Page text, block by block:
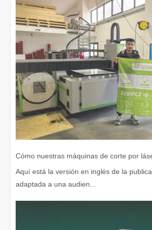
Aquí está la versión en inglés de la
adaptada a una audien...